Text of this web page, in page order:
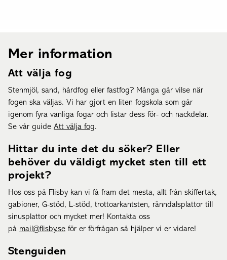
Mer information
Att välja fog
Stenmjöl, sand, hårdfog eller fastfog? Många går vilse när
fogen ska väljas. Vi har gjort en liten fogskola som går
igenom fyra vanliga fogar och listar dess för- och nackdelar.
Se vår guide Att välja fog.
Hittar du inte det du söker? Eller
behöver du väldigt mycket sten till ett
projekt?
Hos oss på Flisby kan vi få fram det mesta, allt från skiffertak,
gabioner, G-stöd, L-stöd, trottoarkantsten, ränndalsplattor till
sinusplattor och mycket mer! Kontakta oss
på mail@flisby.se för er förfrågan så hjälper vi er vidare!
Stenguiden